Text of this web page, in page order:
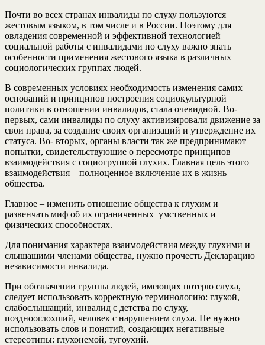
Почти во всех странах инвалиды по слуху пользуются
жестовым языком, в том числе и в России. Поэтому для
овладения современной и эффективной технологией
социальной работы с инвалидами по слуху важно знать
особенности применения жестового языка в различных
социологических группах людей.
В современных условиях необходимость изменения самих
оснований и принципов построения социокультурной
политики в отношении инвалидов, стала очевидной. Во-
первых, сами инвалиды по слуху активизировали движение за
свои права, за создание своих организаций и утверждение их
статуса. Во- вторых, органы власти так же предпринимают
попытки, свидетельствующие о пересмотре принципов
взаимодействия с социогруппой глухих. Главная цель этого
взаимодействия – полноценное включение их в жизнь
общества.
Главное – изменить отношение общества к глухим и
развенчать миф об их ограниченных умственных и
физических способностях.
Для понимания характера взаимодействия между глухими и
слышащими членами общества, нужно прочесть Декларацию
независимости инвалида.
При обозначении группы людей, имеющих потерю слуха,
следует использовать корректную терминологию: глухой,
слабослышащий, инвалид с детства по слуху,
позднооглохший, человек с нарушением слуха. Не нужно
использовать слов и понятий, создающих негативные
стереотипы: глухонемой, тугоухий.